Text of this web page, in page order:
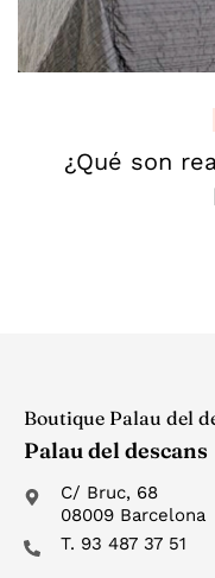
¿Qué son
Boutique Palau del
Palau del descans
C/ Bruc, 68
08009 Barcelona
T. 93 487 37 51